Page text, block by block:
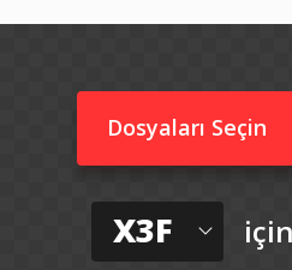
Dosyaları Seçin
X3F için